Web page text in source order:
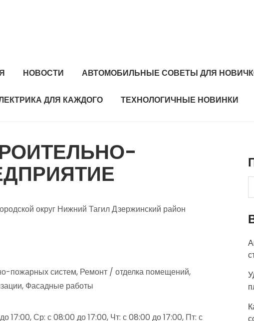
НОВОСТИ АВТОМОБИЛЬНЫЕ СОВЕТЫ ДЛЯ
ДЛЯ КАЖДОГО ТЕХНОЛОГИЧНЫЕ НОВИНКИ
округ Нижний Тагил Дзержинский район
пожарных систем, Ремонт / отделка помещений,
Фасадные работы
17:00, Ср: с 08:00 до 17:00, Чт: с 08:00 до 17:00, Пт: с